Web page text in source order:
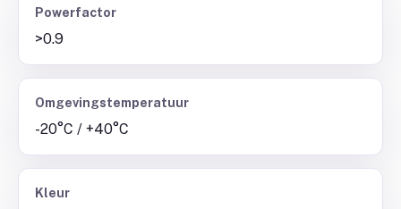
Powerfactor
>0.9
Omgevingstemperatuur
-20°C / +40°C
Kleur